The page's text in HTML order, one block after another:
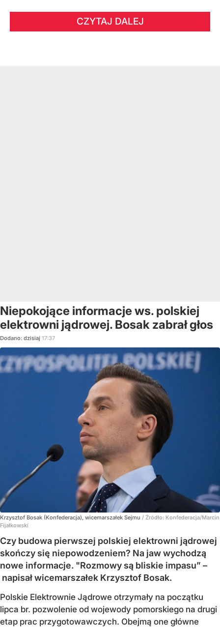
CZYTAJ DALEJ
Niepokojące informacje ws. polskiej
elektrowni jądrowej. Bosak zabrał głos
Dodano: dzisiaj 17:37
Krzysztof Bosak (Konfederacja), wicemarszałek Sejmu / Źródło: Konfederacja/Marcin
Fijałkowski
Czy budowa pierwszej polskiej elektrowni jądrowej
skończy się niepowodzeniem? Na jaw wychodzą
nowe informacje. "Rozmowy są bliskie impasu” –
napisał wicemarszałek Krzysztof Bosak.
Polskie Elektrownie Jądrowe otrzymały na początku
lipca br. pozwolenie od wojewody pomorskiego na drugi
etap prac przygotowawczych. Obejmą one główne